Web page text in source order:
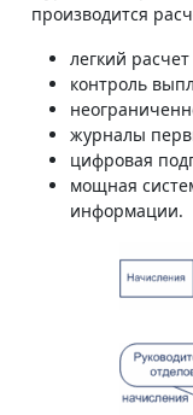
производится
легкий
контроль
журналы
цифровая
мощная
информации.